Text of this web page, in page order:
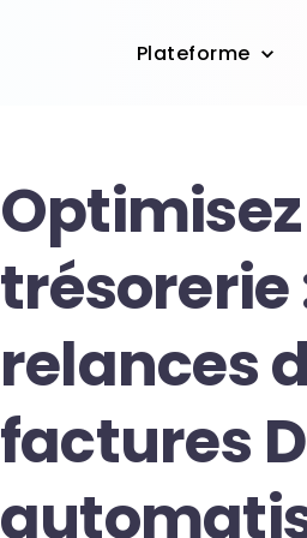
Plateforme
trésorerie
relances
factures